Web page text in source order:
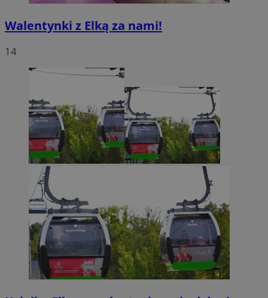
Walentynki z Elką za nami!
14